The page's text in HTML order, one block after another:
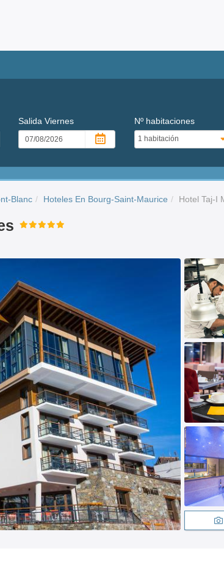
SalidaViernes Nº habitaciones
Blanc Hoteles En Bourg-Saint-Maurice Hotel Taj-I